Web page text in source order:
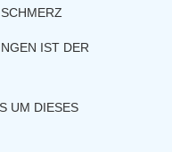
IST DER
UM DIESES